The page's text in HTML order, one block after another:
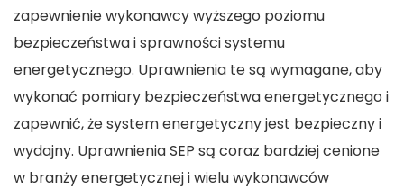
zapewnienie wykonawcy wyższego poziomu
bezpieczeństwa i sprawności systemu
energetycznego. Uprawnienia te są wymagane, aby
wykonać pomiary bezpieczeństwa energetycznego i
zapewnić, że system energetyczny jest bezpieczny i
wydajny. Uprawnienia SEP są coraz bardziej cenione
w branży energetycznej i wielu wykonawców